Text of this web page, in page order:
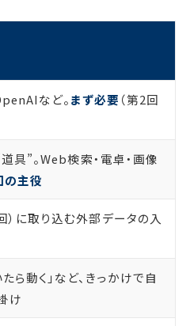
など。まず必要 （第2回
具”。Web検索・電卓・画像
の主役
）に取り込む外部データの入
ら動く」など、きっかけで自
け